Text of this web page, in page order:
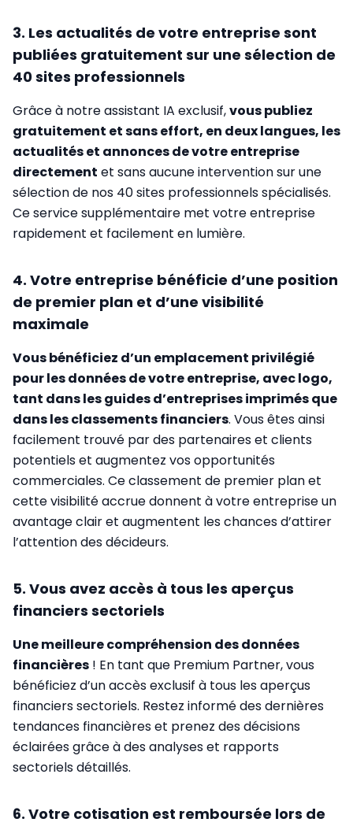
3. Les actualités de votre entreprise sont
publiées gratuitement sur une sélection de
40 sites professionnels
Grâce à notre assistant IA exclusif,vous publiez
gratuitement et sans effort, en deux langues, les
actualités et annonces de votre entreprise
directement et sans aucune intervention sur une
sélection de nos 40 sites professionnels spécialisés.
Ce service supplémentaire met votre entreprise
rapidement et facilement en lumière.
4. Votre entreprise bénéficie d’une position
de premier plan et d’une visibilité
maximale
Vous bénéficiez d’un emplacement privilégié
pour les données de votre entreprise, avec logo,
tant dans les guides d’entreprises imprimés que
dans les classements financiers. Vous êtes ainsi
facilement trouvé par des partenaires et clients
potentiels et augmentez vos opportunités
commerciales. Ce classement de premier plan et
cette visibilité accrue donnent à votre entreprise un
avantage clair et augmentent les chances d’attirer
l’attention des décideurs.
5. Vous avez accès à tous les aperçus
financiers sectoriels
Une meilleure compréhension des données
financières ! En tant que Premium Partner, vous
bénéficiez d’un accès exclusif à tous les aperçus
financiers sectoriels. Restez informé des dernières
tendances financières et prenez des décisions
éclairées grâce à des analyses et rapports
sectoriels détaillés.
6. Votre cotisation est remboursée lors de